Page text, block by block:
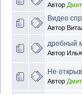
Автор
Видео
Автор
дробный
Автор
Не
Автор